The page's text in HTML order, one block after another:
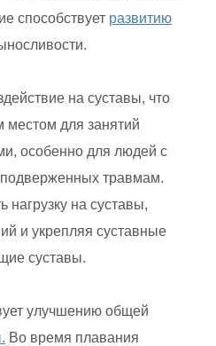
способствует развитию
на суставы, что
местом для занятий
особенно для людей с
травмам.
нагрузку на суставы,
и укрепляя суставные
суставы.
улучшению общей
Во время плавания